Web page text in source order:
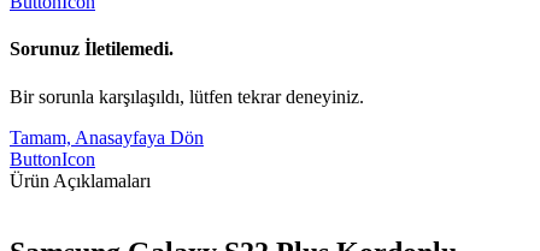
Sorunuz İletilemedi.
Bir sorunla karşılaşıldı, lütfen tekrar deneyiniz.
Tamam, Anasayfaya Dön
ButtonIcon
Ürün Açıklamaları